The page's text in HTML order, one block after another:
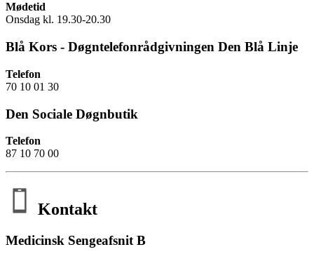
Mødetid
Onsdag kl. 19.30-20.30
Blå Kors - Døgntelefonrådgivningen Den Blå Linje
Telefon
70 10 01 30
Den Sociale Døgnbutik
Telefon
87 10 70 00
Kontakt
Medicinsk Sengeafsnit B